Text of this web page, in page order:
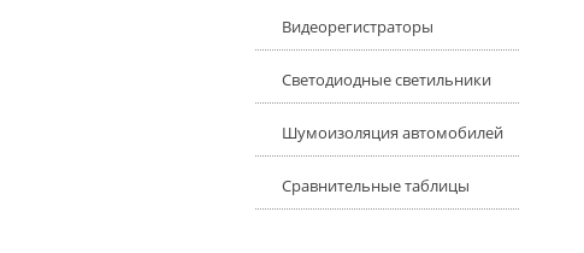
Видеорегистраторы
Светодиодные светильники
Шумоизоляция автомобилей
Сравнительные таблицы